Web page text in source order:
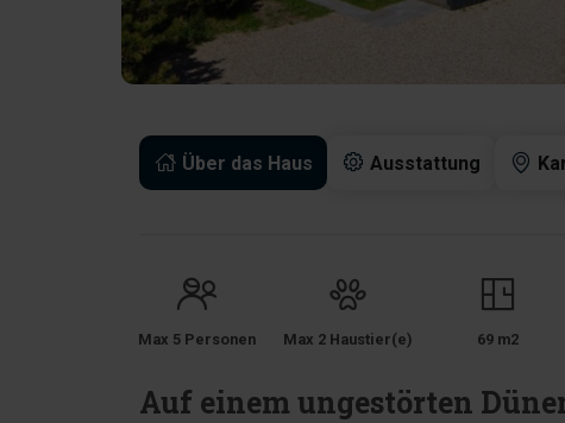
Über das Haus Ausstattung
Max 5 Personen Max 2 Haustier(e) 69 m2
Auf einem ungestörten